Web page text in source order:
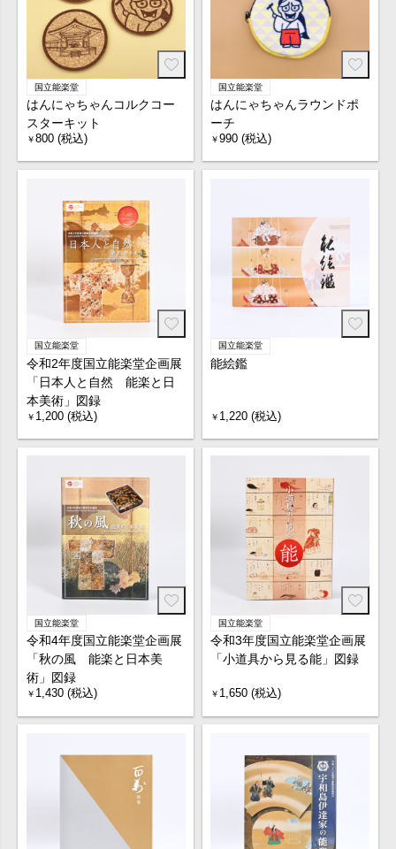
国立能楽堂
はんにゃちゃんコルクコー
スターキット
￥800 (税込)
国立能楽堂
はんにゃちゃんラウンドポ
ーチ
￥990 (税込)
国立能楽堂
令和2年度国立能楽堂企画展
「日本人と自然 能楽と日
本美術」図録
￥ 1,200 (税込)
国立能楽堂
能絵鑑
￥ 1,220 (税込)
国立能楽堂
令和4年度国立能楽堂企画展
「秋の風 能楽と日本美
術」図録
￥ 1,430 (税込)
国立能楽堂
令和3年度国立能楽堂企画展
「小道具から見る能」図録
￥ 1,650 (税込)